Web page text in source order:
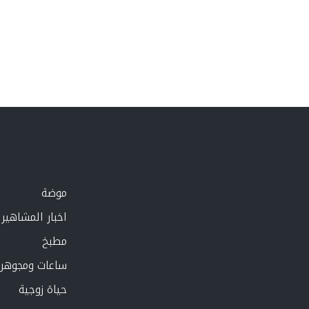
موضة
اخبار المشاهير
مطبخ
ساعات
حياة زوجية